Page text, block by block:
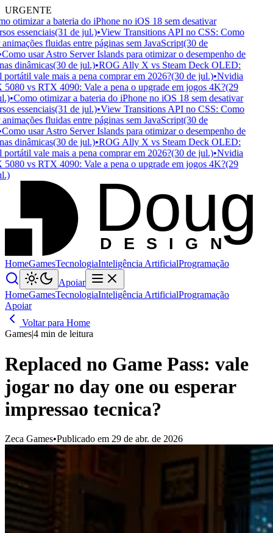
URGENTE
otimizar a bateria do iPhone no iOS 18 sem desativar
essenciais(31 de jul.)•View Transitions API no CSS: Como
fluidas entre páginas sem JavaScript(30 de
usar Astro Server Islands para otimizar o desempenho de
dinâmicas(30 de jul.)•ROG Ally X vs Steam Deck OLED:
vale mais a pena comprar em 2026?(30 de jul.)•Nvidia
vs RTX 4090: Vale a pena o upgrade em jogos 4K?(29
•Como otimizar a bateria do iPhone no iOS 18 sem desativar
essenciais(31 de jul.)•View Transitions API no CSS: Como
fluidas entre páginas sem JavaScript(30 de
usar Astro Server Islands para otimizar o desempenho de
dinâmicas(30 de jul.)•ROG Ally X vs Steam Deck OLED:
vale mais a pena comprar em 2026?(30 de jul.)•Nvidia
vs RTX 4090: Vale a pena o upgrade em jogos 4K?(29
D ESIGN
Doug
HomeGamesTecnologiaInteligência ArtificialProgramação
Apoiar
HomeGamesTecnologiaInteligência ArtificialProgramação
Apoiar
Voltar para Home
Games|4 min de leitura
Replaced no Game Pass: vale
jogar no day one ou esperar
impressao tecnica?
Zeca Games•Publicado em 29 de abr. de 2026